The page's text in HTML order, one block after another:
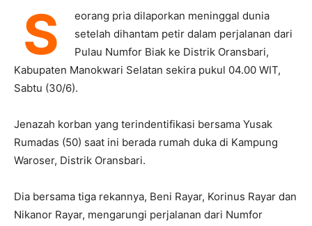
S
eorang pria dilaporkan meninggal dunia
setelah dihantam petir dalam perjalanan dari
Pulau Numfor Biak ke Distrik Oransbari,
Kabupaten Manokwari Selatan sekira pukul 04.00 WIT,
Sabtu (30/6).
Jenazah korban yang terindentifikasi bersama Yusak
Rumadas (50) saat ini berada rumah duka di Kampung
Waroser, Distrik Oransbari.
Dia bersama tiga rekannya, Beni Rayar, Korinus Rayar dan
Nikanor Rayar, mengarungi perjalanan dari Numfor